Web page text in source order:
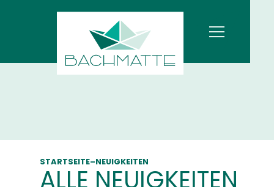
STARTSEITE–NEUIGKEITEN
ALLE NEUIG­KEITEN